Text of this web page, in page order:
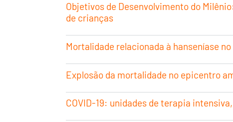
Objetivos de Desenvolvimento do
de crianças
Mortalidade relacionada à hanseníase
Explosão da mortalidade no epicentro
COVID-19: unidades de terapia